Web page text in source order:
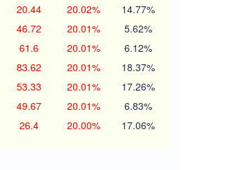
20.44 20.02% 14.77%
46.72 20.01% 5.62%
61.6 20.01% 6.12%
83.62 20.01% 18.37%
53.33 20.01% 17.26%
49.67 20.01% 6.83%
26.4 20.00% 17.06%